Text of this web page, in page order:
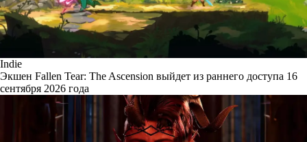
Indie
Экшен Fallen Tear: The Ascension выйдет из раннего доступа 16
сентября 2026 года